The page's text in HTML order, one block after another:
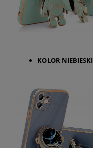
KOLOR NIEBIESKI